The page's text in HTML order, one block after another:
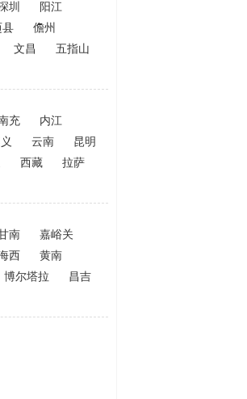
圳
阳江
县
儋州
文昌
五指山
充
内江
云南
昆明
西藏
拉萨
南
嘉峪关
西
黄南
博尔塔拉
昌吉